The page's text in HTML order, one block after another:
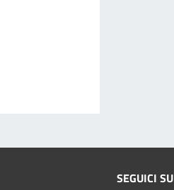
SEGUICI SU